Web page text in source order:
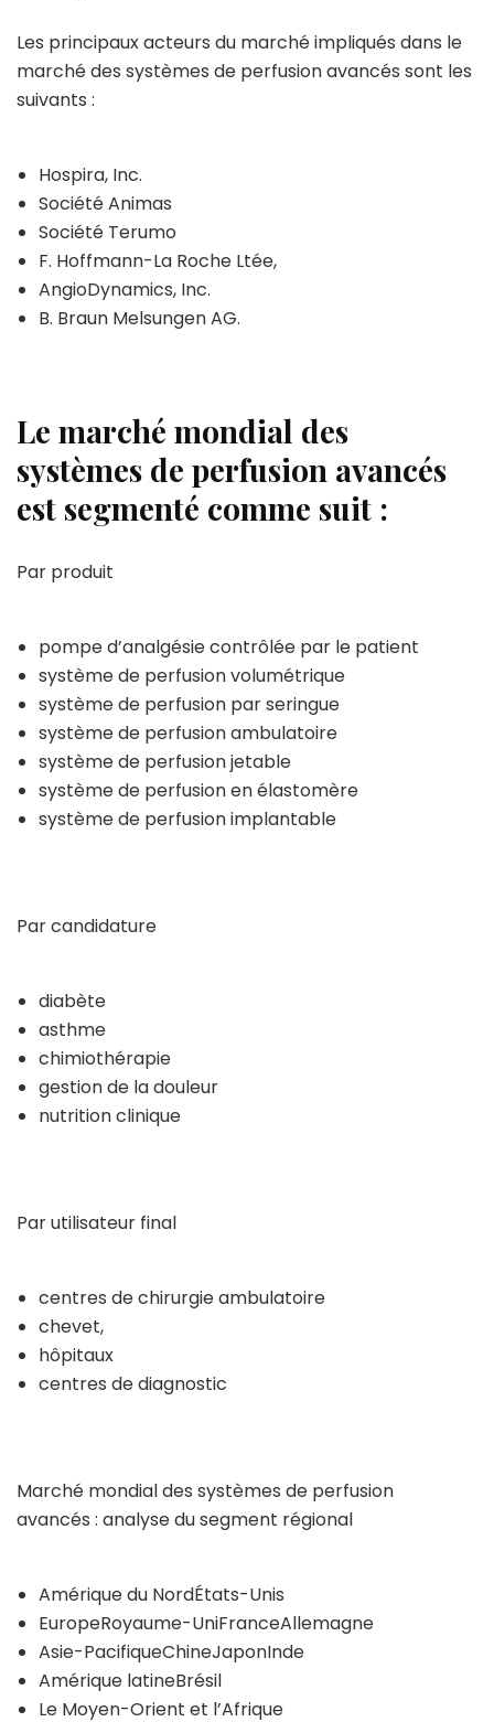
Les principaux acteurs du marché impliqués dans le
marché des systèmes de perfusion avancés sont les
suivants :
Hospira, Inc.
Société Animas
Société Terumo
F. Hoffmann-La Roche Ltée,
AngioDynamics, Inc.
B. Braun Melsungen AG.
Le marché mondial des
systèmes de perfusion avancés
est segmenté comme suit :
Par produit
pompe d’analgésie contrôlée par le patient
système de perfusion volumétrique
système de perfusion par seringue
système de perfusion ambulatoire
système de perfusion jetable
système de perfusion en élastomère
système de perfusion implantable
Par candidature
diabète
asthme
chimiothérapie
gestion de la douleur
nutrition clinique
Par utilisateur final
centres de chirurgie ambulatoire
chevet,
hôpitaux
centres de diagnostic
Marché mondial des systèmes de perfusion
avancés : analyse du segment régional
Amérique du NordÉtats-Unis
EuropeRoyaume-UniFranceAllemagne
Asie-PacifiqueChineJaponInde
Amérique latineBrésil
Le Moyen-Orient et l’Afrique